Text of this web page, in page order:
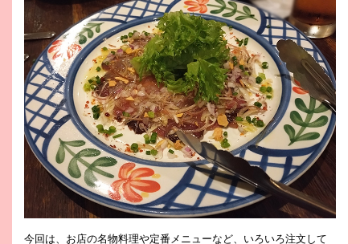
今回は、お店の名物料理や定番メニューなど、いろいろ注文して